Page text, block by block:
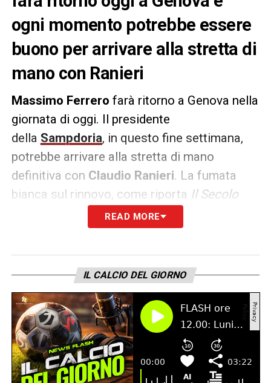
ogni momento potrebbe essere
buono per arrivare alla stretta di
mano con Ranieri
Massimo Ferrero farà ritorno a Genova nella
giornata di oggi. Il presidente
della Sampdoria, in questo fine settimana,
potrebbe arrivare alla stretta di mano
definitiva con Claudio Ranieri. La fumata
bianca sul rinnovo, come riporta Il Secolo
, non è ancora arrivata ma i due
potrebbero incontrarsi prima del match
Le parti sarebbero molto vicine a un’intesa.
Sono tanti i tasselli che devono andare al
proprio posto per arrivare a chiudere la
trattativa con esito positivo e molti binari
viaggiano in parallelo, come i rinnovi di Carlo
OstieRiccardo Pecini
. Una volta chiara la
READ MORE
IL CALCIO DEL GIORNO